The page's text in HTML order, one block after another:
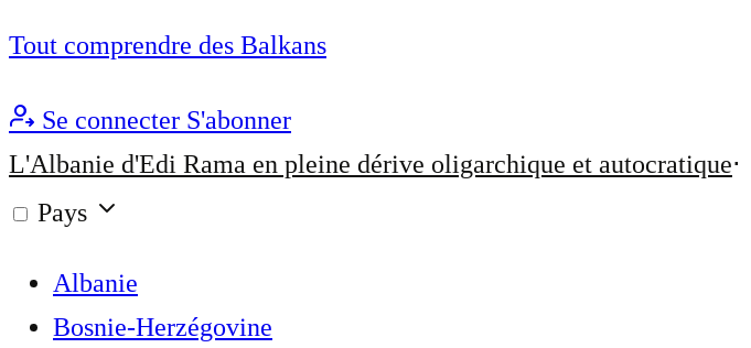
Tout comprendre des Balkans
Se connecter S'abonner
L'Albanie d'Edi Rama en pleine dérive oligarchique et autocratique
Pays
Albanie
Bosnie-Herzégovine